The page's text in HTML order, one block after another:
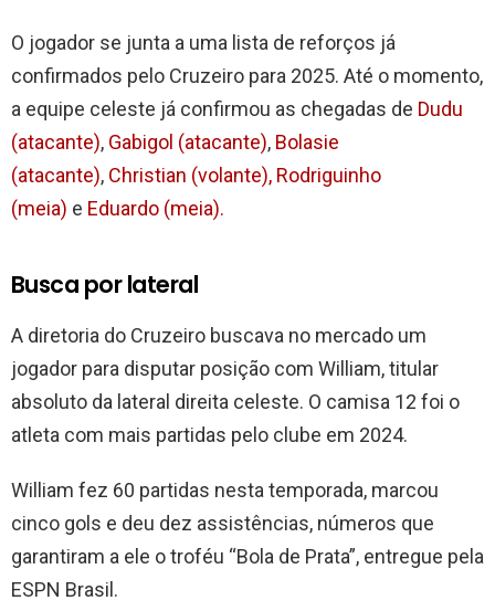
O jogador se junta a uma lista de reforços já
confirmados pelo Cruzeiro para 2025. Até o momento,
a equipe celeste já confirmou as chegadas de Dudu
(atacante), Gabigol (atacante), Bolasie
(atacante), Christian (volante), Rodriguinho
(meia) e Eduardo (meia).
Busca por lateral
A diretoria do Cruzeiro buscava no mercado um
jogador para disputar posição com William, titular
absoluto da lateral direita celeste. O camisa 12 foi o
atleta com mais partidas pelo clube em 2024.
William fez 60 partidas nesta temporada, marcou
cinco gols e deu dez assistências, números que
garantiram a ele o troféu “Bola de Prata”, entregue pela
ESPN Brasil.